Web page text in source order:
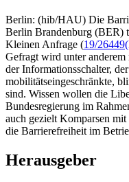
Berlin: (hib/HAU) Die
Berlin Brandenburg (BER)
Kleinen Anfrage (19/26449
Gefragt wird unter
der Informationsschalter,
mobilitätseingeschränkte,
sind. Wissen wollen die
Bundesregierung im
auch gezielt Komparsen
die Barrierefreiheit im
Herausgeber